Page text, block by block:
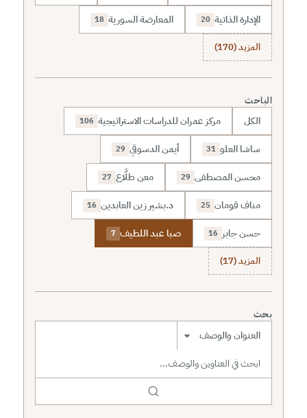
الإدارة الذاتية 20 المعارضة السورية 18
المزيد (170)
الباحث
الكل مركز عمران للدراسات الاستراتيجية 106
ساشا العلو 31 أيمن الدسوقي 29
محسن المصطفى 29 معن طلَّاع 27
مناف قومان 25 د.بشير زين العابدين 16
حسن جابر 16 صبا عبد اللطيف 7
المزيد (17)
بحث
نطاق البحث